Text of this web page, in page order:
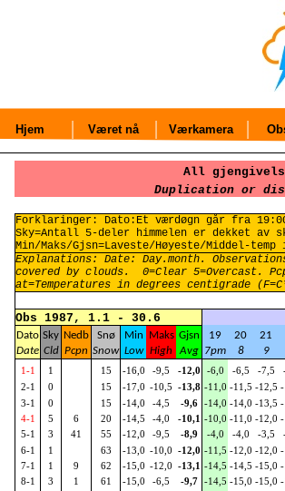
Hjem Været nå Værkamera